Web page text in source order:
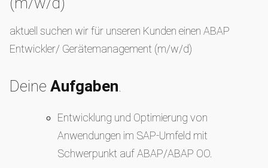
aktuell suchen wir für unseren Kunden einen ABAP
Entwickler/ Gerätemanagement (m/w/d)
Deine Aufgaben.
Entwicklung und Optimierung von
Anwendungen im SAP-Umfeld mit
Schwerpunkt auf ABAP/ABAP OO.